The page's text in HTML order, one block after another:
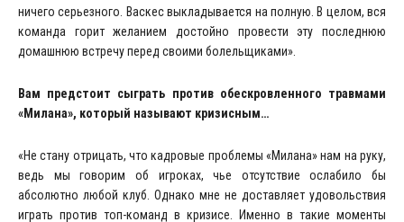
ничего серьезного. Васкес выкладывается на полную. В целом, вся
команда горит желанием достойно провести эту последнюю
домашнюю встречу перед своими болельщиками».
Вам предстоит сыграть против обескровленного травмами
«Милана», который называют кризисным…
«Не стану отрицать, что кадровые проблемы «Милана» нам на руку,
ведь мы говорим об игроках, чье отсутствие ослабило бы
абсолютно любой клуб. Однако мне не доставляет удовольствия
играть против топ-команд в кризисе. Именно в такие моменты